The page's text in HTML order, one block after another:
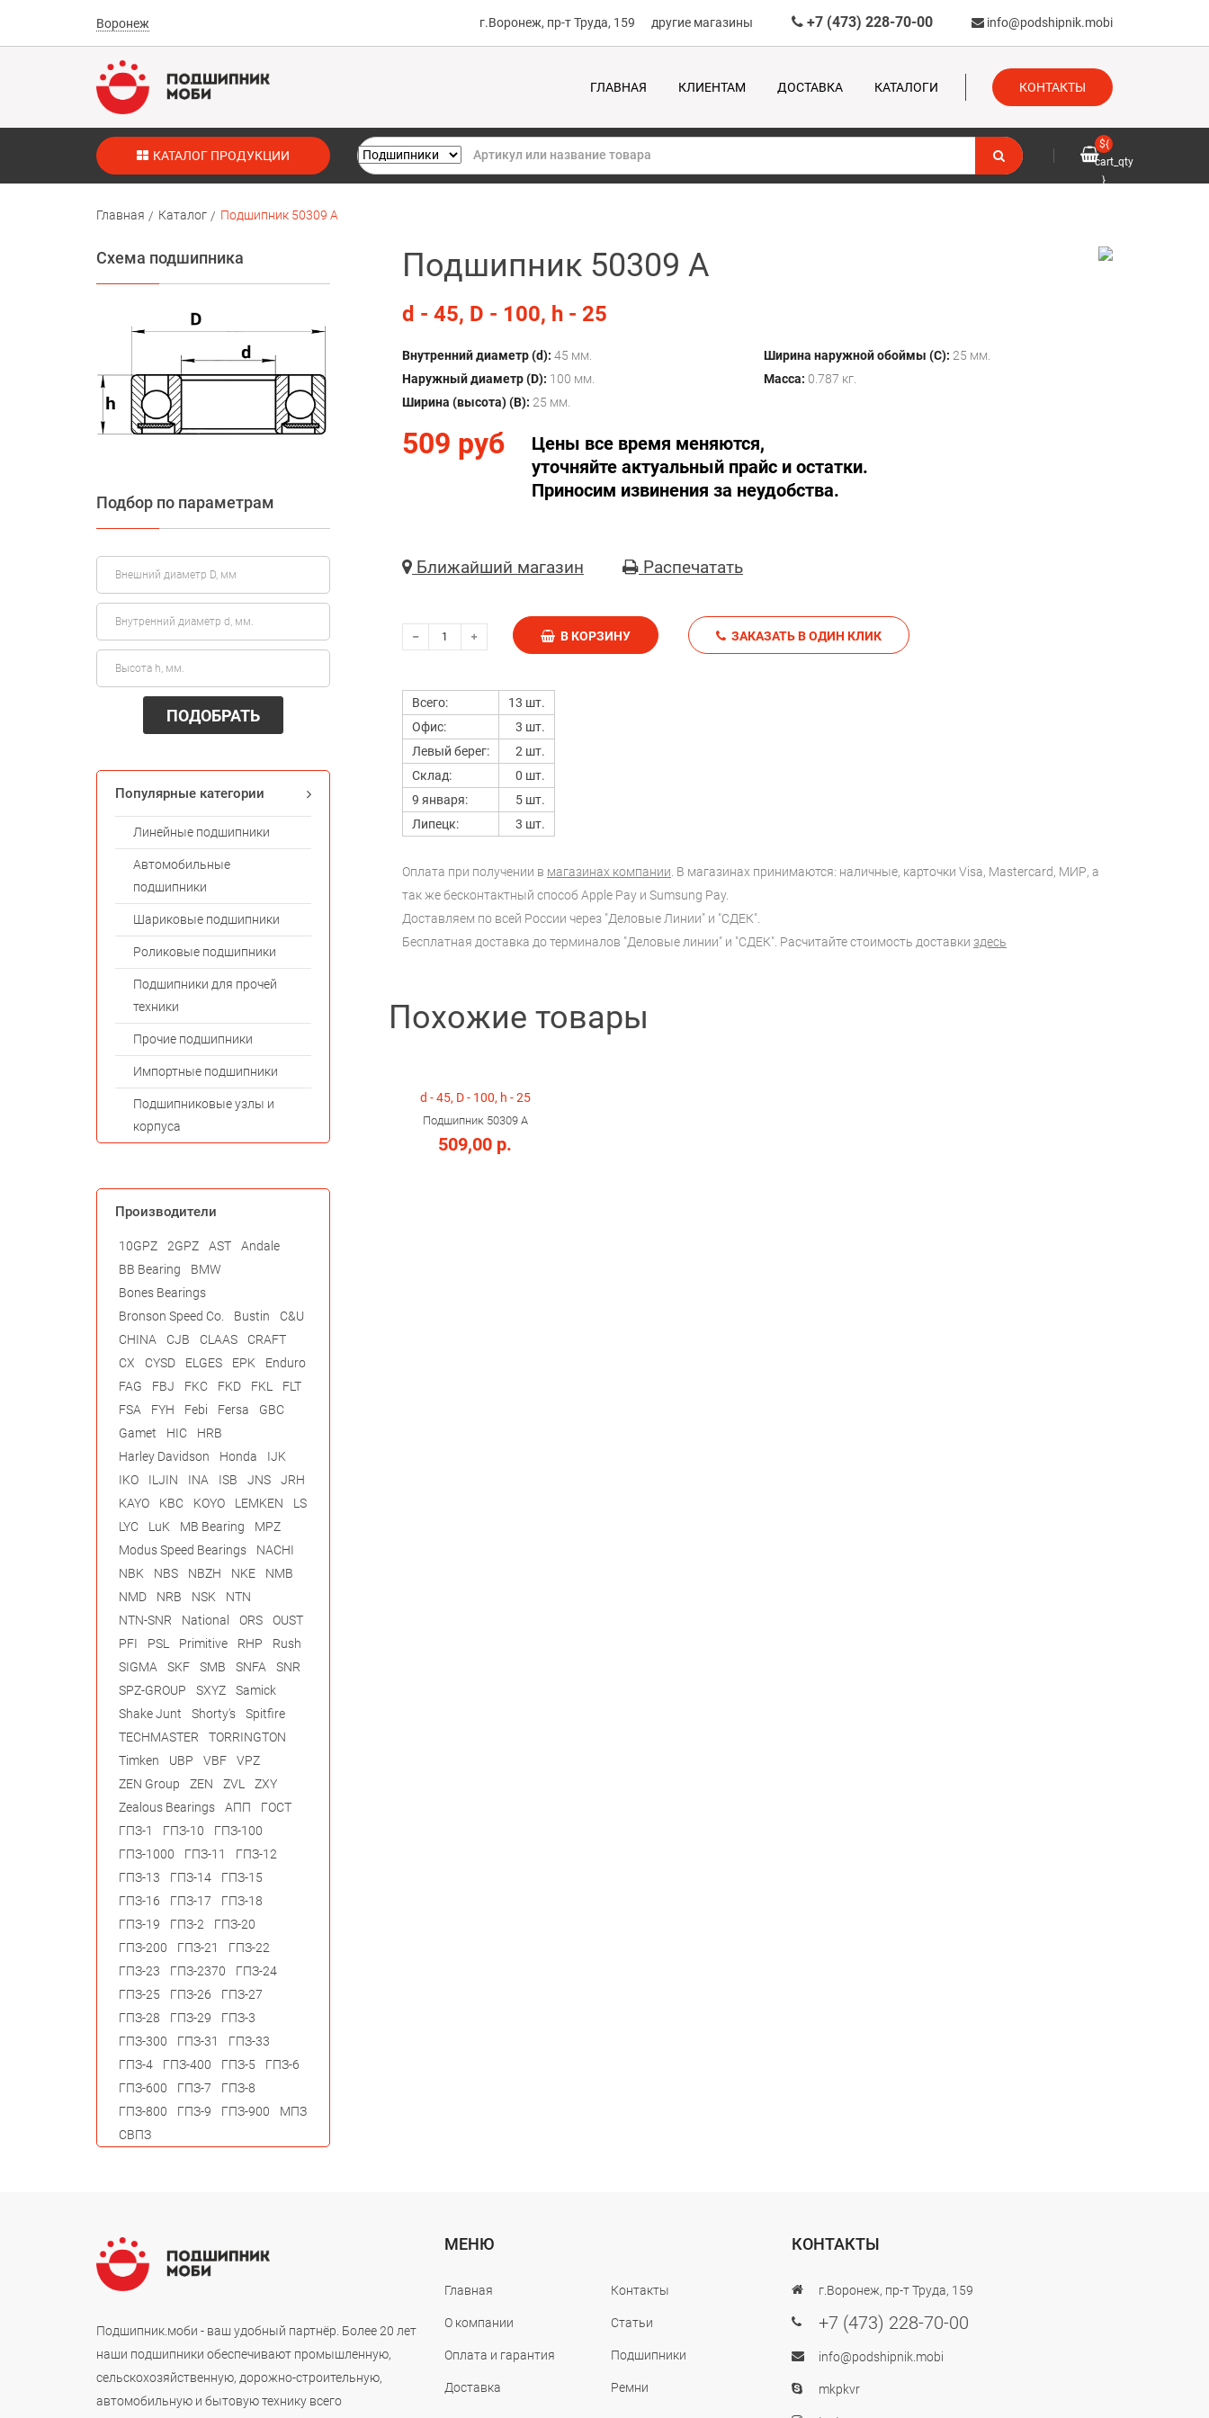
Воронеж г.Воронеж, пр-т Труда, 159 другие магазины +7 (473) 228-70-00 info@podshipnik.mobi
ГЛАВНАЯ КЛИЕНТАМ ДОСТАВКА КАТАЛОГИ КОНТАКТЫ
КАТАЛОГ ПРОДУКЦИИ
${
cart_qty
}
Главная Каталог Подшипник 50309 А
Подшипник 50309 А
d - 45, D - 100, h - 25
Внутренний диаметр (d): 45 мм.
Наружный диаметр (D): 100 мм.
Ширина (высота) (B): 25 мм.
Ширина наружной обоймы (C): 25 мм.
Масса: 0.787 кг.
509 руб
Цены все время меняются,
уточняйте актуальный прайс и остатки.
Приносим извинения за неудобства.
Ближайший магазин Распечатать
В КОРЗИНУ ЗАКАЗАТЬ В ОДИН КЛИК
Всего:
13 шт.
Офис:
3 шт.
Левый берег:
2 шт.
Склад:
0 шт.
9 января:
5 шт.
Липецк:
3 шт.
Оплата при получении в магазинах компании. В магазинах принимаются: наличные, карточки Visa, Mastercard, МИР, а
так же бесконтактный способ Apple Pay и Sumsung Pay.
Доставляем по всей России через "Деловые Линии" и "СДЕК".
Бесплатная доставка до терминалов "Деловые линии" и "СДЕК". Расчитайте стоимость доставки здесь
Похожие товары
d - 45, D - 100, h - 25
Подшипник 50309 А
509,00 р.
Схема подшипника
Подбор по параметрам
ПОДОБРАТЬ
Популярные категории
Линейные подшипники
Автомобильные
подшипники
Шариковые подшипники
Роликовые подшипники
Подшипники для прочей
техники
Прочие подшипники
Импортные подшипники
Подшипниковые узлы и
корпуса
Производители
10GPZ 2GPZ AST
Andale
BB Bearing
BMW
Bones Bearings
Bronson Speed Co.
Bustin
C&U
CHINA
CJB CLAAS
CRAFT
CX
CYSD ELGES EPK
Enduro
FAG
FBJ FKC FKD FKL
FLT
FSA
FYH Febi Fersa
GBC
Gamet
HIC
HRB
Harley Davidson
Honda
IJK
IKO
ILJIN INA ISB JNS
JRH
KAYO
KBC KOYO LEMKEN
LS
LYC
LuK MB Bearing
MPZ
Modus Speed Bearings
NACHI
NBK
NBS NBZH NKE
NMB
NMD
NRB NSK
NTN
NTN-SNR
National ORS
OUST
PFI
PSL Primitive RHP
Rush
SIGMA
SKF SMB SNFA
SNR
SPZ-GROUP
SXYZ
Samick
Shake Junt
Shorty's
Spitfire
TECHMASTER
TORRINGTON
Timken
UBP VBF
VPZ
ZEN Group
ZEN ZVL
ZXY
Zealous Bearings
АПП
ГОСТ
ГПЗ-1
ГПЗ-10
ГПЗ-100
ГПЗ-1000
ГПЗ-11
ГПЗ-12
ГПЗ-13
ГПЗ-14
ГПЗ-15
ГПЗ-16
ГПЗ-17
ГПЗ-18
ГПЗ-19
ГПЗ-2
ГПЗ-20
ГПЗ-200
ГПЗ-21
ГПЗ-22
ГПЗ-23
ГПЗ-2370
ГПЗ-24
ГПЗ-25
ГПЗ-26
ГПЗ-27
ГПЗ-28
ГПЗ-29
ГПЗ-3
ГПЗ-300
ГПЗ-31
ГПЗ-33
ГПЗ-4
ГПЗ-400 ГПЗ-5
ГПЗ-6
ГПЗ-600
ГПЗ-7
ГПЗ-8
ГПЗ-800
ГПЗ-9 ГПЗ-900
МПЗ
СВПЗ
Подшипник.моби - ваш удобный партнёр. Более 20 лет
наши подшипники обеспечивают промышленную,
сельскохозяйственную, дорожно-строительную,
автомобильную и бытовую технику всего
МЕНЮ
Главная
О компании
Оплата и гарантия
Доставка
Контакты
Статьи
Подшипники
Ремни
КОНТАКТЫ
г.Воронеж, пр-т Труда, 159
+7 (473) 228-70-00
info@podshipnik.mobi
mkpkvr